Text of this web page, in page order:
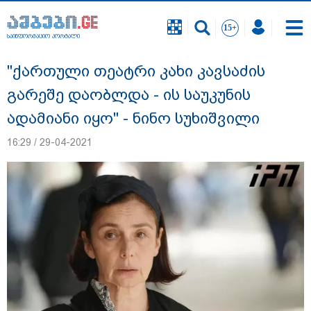
საინფორმაციო პორტალი
გიგა ავალიანის საქმეზე ნია იმნაძეს და
ანასტასია ბერუაშვილს ბრალდება
წარუდგინეს
საინფორმაციო პორტალი
"ქართული თეატრი კახი კავსაძის
გარეშე დაობლდა - ის საუკუნის
ადამიანი იყო" - ნინო სუხიშვილი
16:29 / 29-04-2021